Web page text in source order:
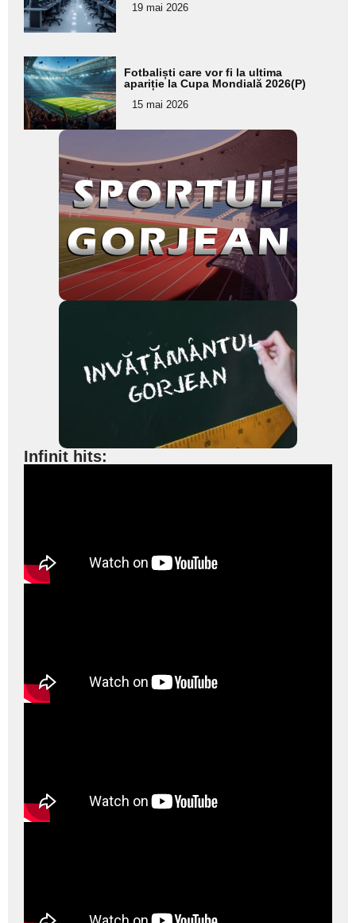
pentru
subtitlu
19 mai 2026
Adaugă
aici textul
pentru
subtitlu
Fotbaliști care vor fi la ultima
apariție la Cupa Mondială 2026(P)
15 mai 2026
Infinit hits: